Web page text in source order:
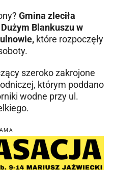
Gmina zleciła
Blankuszu w
które rozpoczęły
szeroko zakrojone
którym poddano
wodne przy ul.